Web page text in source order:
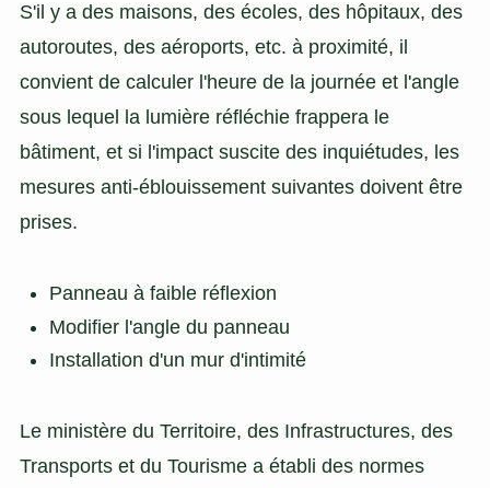
S'il y a des maisons, des écoles, des hôpitaux, des
autoroutes, des aéroports, etc. à proximité, il
convient de calculer l'heure de la journée et l'angle
sous lequel la lumière réfléchie frappera le
bâtiment, et si l'impact suscite des inquiétudes, les
mesures anti-éblouissement suivantes doivent être
prises.
Panneau à faible réflexion
Modifier l'angle du panneau
Installation d'un mur d'intimité
Le ministère du Territoire, des Infrastructures, des
Transports et du Tourisme a établi des normes